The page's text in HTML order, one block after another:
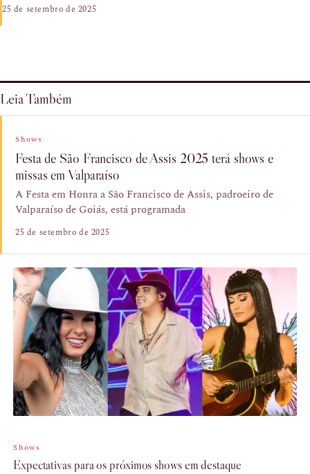
25 de setembro de 2025
Leia Também
Shows
Festa de São Francisco de Assis 2025 terá shows e
missas em Valparaíso
A Festa em Honra a São Francisco de Assis, padroeiro de
Valparaíso de Goiás, está programada
25 de setembro de 2025
Shows
Expectativas para os próximos shows em destaque